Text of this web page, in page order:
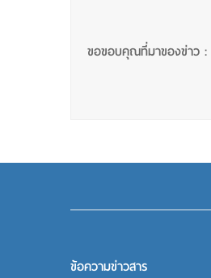
ขอขอบคุณที่มาของข่าว :
ข้อความข่าวสาร